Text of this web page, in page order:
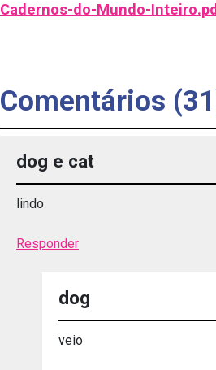
Cadernos-do-Mundo-
Comentários
dog e cat
lindo
Responder
dog
veio